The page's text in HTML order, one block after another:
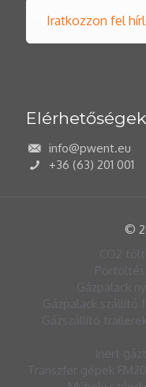
Iratkozzon fel
Elérhetőségek
info@pwent.eu
+36 (63) 201 001
©
CO2
Portöltés
Gázpalack
Gázpalack szállító
Gázszállító
Inert
Transzfer gépek